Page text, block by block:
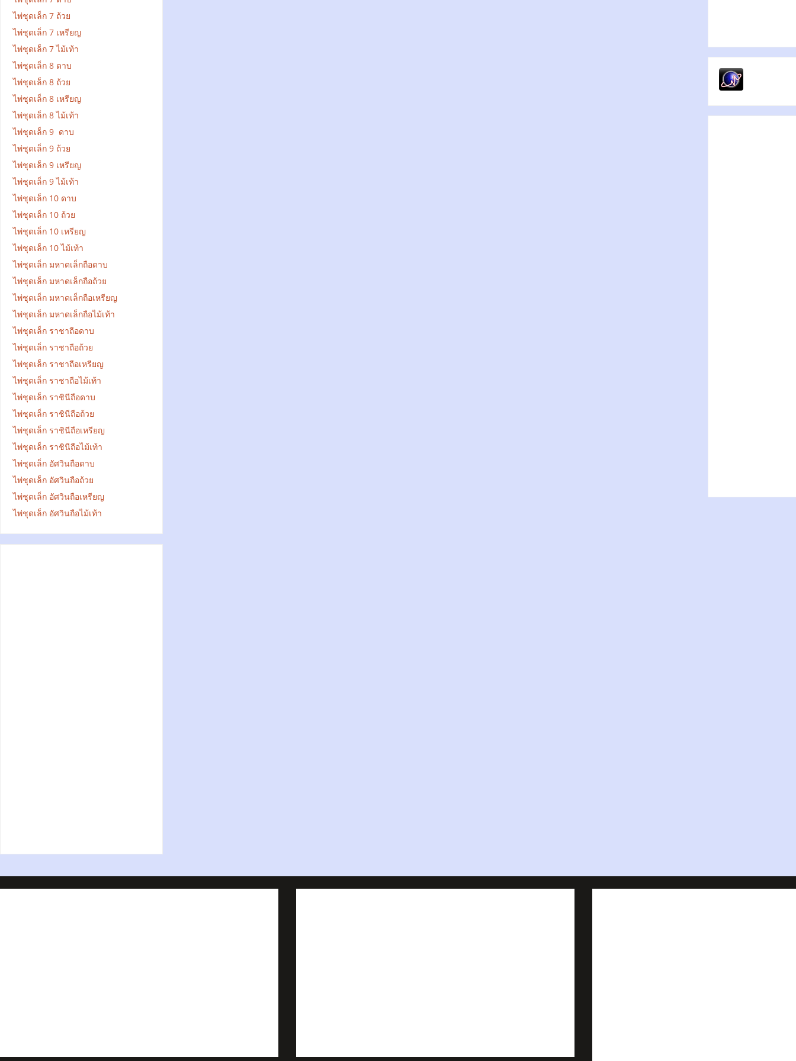
ไพ่ชุดเล็ก 7 ถ้วย
ไพ่ชุดเล็ก 7 เหรียญ
ไพ่ชุดเล็ก 7 ไม้เท้า
ไพ่ชุดเล็ก 8 ดาบ
ไพ่ชุดเล็ก 8 ถ้วย
ไพ่ชุดเล็ก 8 เหรียญ
ไพ่ชุดเล็ก 8 ไม้เท้า
ไพ่ชุดเล็ก 9 ดาบ
ไพ่ชุดเล็ก 9 ถ้วย
ไพ่ชุดเล็ก 9 เหรียญ
ไพ่ชุดเล็ก 9 ไม้เท้า
ไพ่ชุดเล็ก 10 ดาบ
ไพ่ชุดเล็ก 10 ถ้วย
ไพ่ชุดเล็ก 10 เหรียญ
ไพ่ชุดเล็ก 10 ไม้เท้า
ไพ่ชุดเล็ก มหาดเล็กถือดาบ
ไพ่ชุดเล็ก มหาดเล็กถือถ้วย
ไพ่ชุดเล็ก มหาดเล็กถือเหรียญ
ไพ่ชุดเล็ก มหาดเล็กถือไม้เท้า
ไพ่ชุดเล็ก ราชาถือดาบ
ไพ่ชุดเล็ก ราชาถือถ้วย
ไพ่ชุดเล็ก ราชาถือเหรียญ
ไพ่ชุดเล็ก ราชาถือไม้เท้า
ไพ่ชุดเล็ก ราชินีถือดาบ
ไพ่ชุดเล็ก ราชินีถือถ้วย
ไพ่ชุดเล็ก ราชินีถือเหรียญ
ไพ่ชุดเล็ก ราชินีถือไม้เท้า
ไพ่ชุดเล็ก อัศวินถือดาบ
ไพ่ชุดเล็ก อัศวินถือถ้วย
ไพ่ชุดเล็ก อัศวินถือเหรียญ
ไพ่ชุดเล็ก อัศวินถือไม้เท้า